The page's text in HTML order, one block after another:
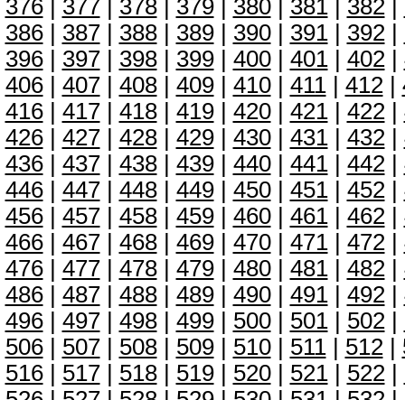
376| 377| 378| 379| 380| 381| 382|
386| 387| 388| 389| 390| 391| 392|
396| 397| 398| 399| 400| 401| 402|
406| 407| 408| 409| 410| 411| 412|
416| 417| 418| 419| 420| 421| 422|
426| 427| 428| 429| 430| 431| 432|
436| 437| 438| 439| 440| 441| 442|
446| 447| 448| 449| 450| 451| 452|
456| 457| 458| 459| 460| 461| 462|
466| 467| 468| 469| 470| 471| 472|
476| 477| 478| 479| 480| 481| 482|
486| 487| 488| 489| 490| 491| 492|
496| 497| 498| 499| 500| 501| 502|
506| 507| 508| 509| 510| 511| 512|
516| 517| 518| 519| 520| 521| 522|